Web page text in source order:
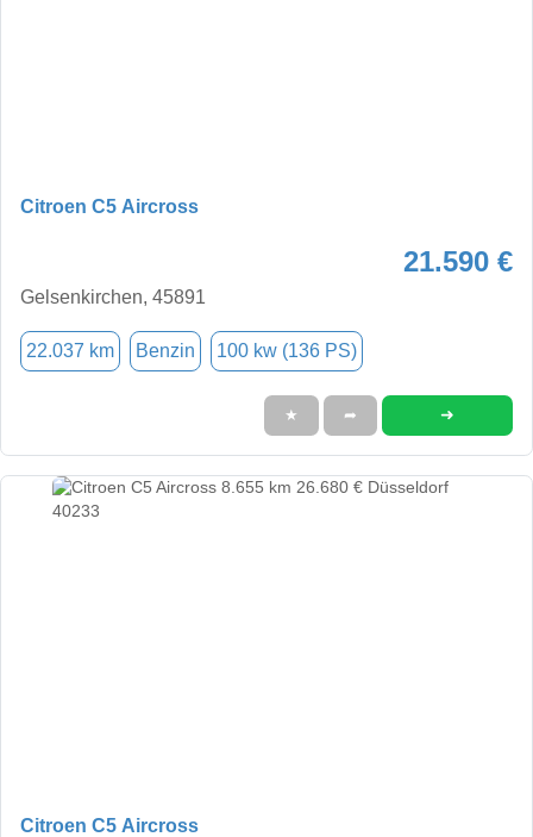
Citroen C5 Aircross
21.590 €
Gelsenkirchen, 45891
22.037 km Benzin 100 kw (136 PS)
★ ➦ ➜
Citroen C5 Aircross